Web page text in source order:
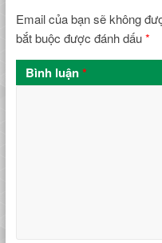
Email của bạn sẽ không
bắt buộc được đánh dấu*
Bình luận*